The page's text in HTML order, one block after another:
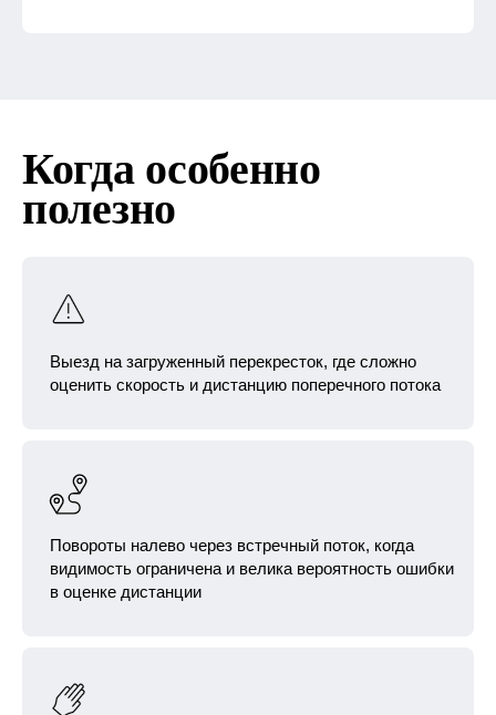
Выезд на загруженный перекресток, где сложно
оценить скорость и дистанцию поперечного потока
Повороты налево через встречный поток, когда
видимость ограничена и велика вероятность ошибки
в оценке дистанции
Когда особенно
полезно